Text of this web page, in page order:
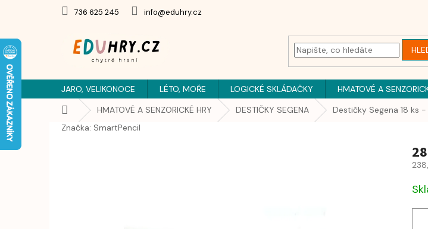
736 625 245 info@eduhry.cz
JARO, VELIKONOCE LÉTO, MOŘE LOGICKÉ SKLÁDAČKY HMATOVÉ A
Domů HMATOVÉ A SENZORICKÉ HRY DESTIČKY SEGENA
Destičky Segena 18 ks -
Značka: SmartPencil